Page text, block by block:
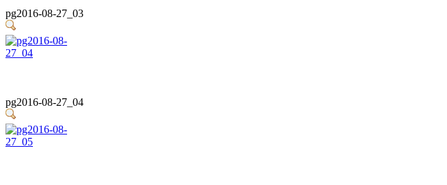
pg2016-08-27_03
pg2016-08-27_04